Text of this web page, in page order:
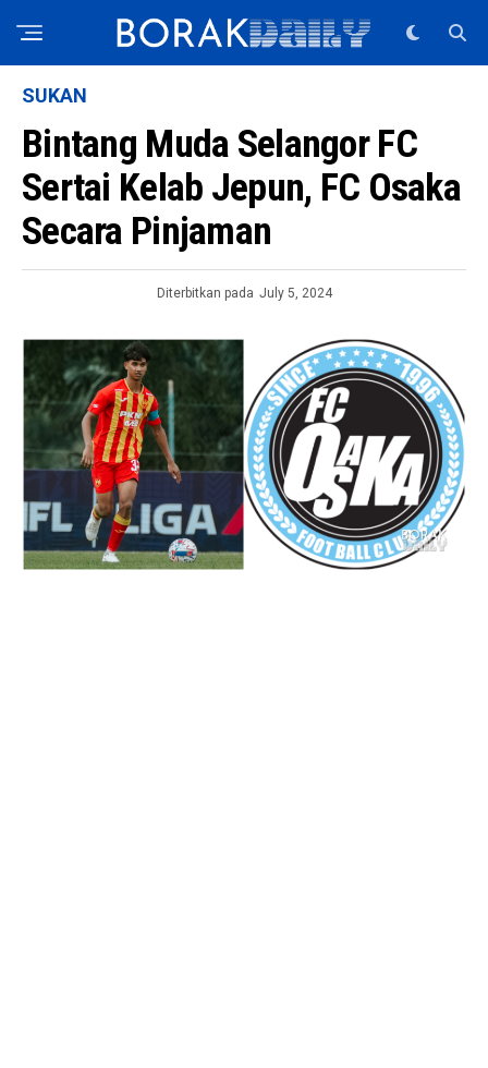
SUKAN
Bintang Muda Selangor FC
Sertai Kelab Jepun, FC Osaka
Secara Pinjaman
Diterbitkan pada July 5, 2024